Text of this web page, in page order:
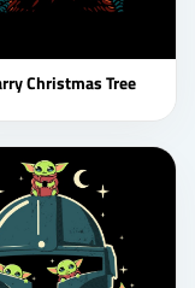
Christmas Tree